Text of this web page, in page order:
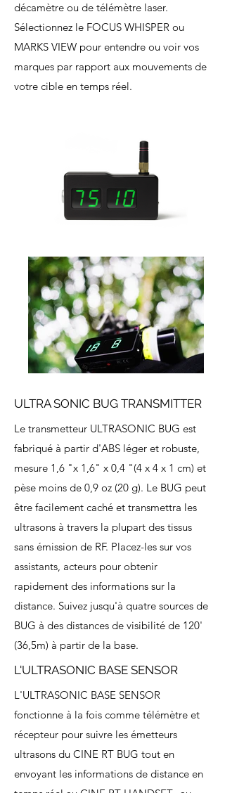
décamètre ou de télémètre laser.
Sélectionnez le FOCUS WHISPER ou
MARKS VIEW pour entendre ou voir vos
marques par rapport aux mouvements de
votre cible en temps réel.
ULTRA SONIC BUG TRANSMITTER
Le transmetteur ULTRASONIC BUG est
fabriqué à partir d'ABS léger et robuste,
mesure 1,6 "x 1,6" x 0,4 "(4 x 4 x 1 cm) et
pèse moins de 0,9 oz (20 g). Le BUG peut
être facilement caché et transmettra les
ultrasons à travers la plupart des tissus
sans émission de RF. Placez-les sur vos
assistants, acteurs pour obtenir
rapidement des informations sur la
distance. Suivez jusqu'à quatre sources de
BUG à des distances de visibilité de 120'
(36,5m) à partir de la base.
L'ULTRASONIC BASE SENSOR
L'ULTRASONIC BASE SENSOR
fonctionne à la fois comme télémètre et
récepteur pour suivre les émetteurs
ultrasons du CINE RT BUG tout en
envoyant les informations de distance en